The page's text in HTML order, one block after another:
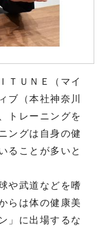
ＴＵＮＥ（マイ
ブ（本社神奈川
トレーニングを
ングは自身の健
ることが多いと
や武道などを嗜
らは体の健康美
」に出場するな